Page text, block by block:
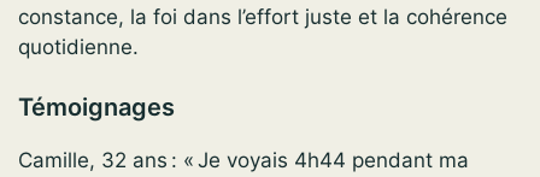
constance, la foi dans l’effort juste et la cohérence
quotidienne.
Témoignages
Camille, 32 ans : « Je voyais 4h44 pendant ma